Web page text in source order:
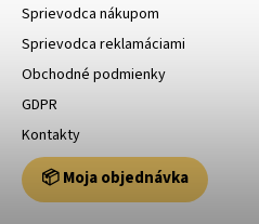
Sprievodca nákupom
Sprievodca reklamáciami
Obchodné podmienky
GDPR
Kontakty
📦 Moja objednávka